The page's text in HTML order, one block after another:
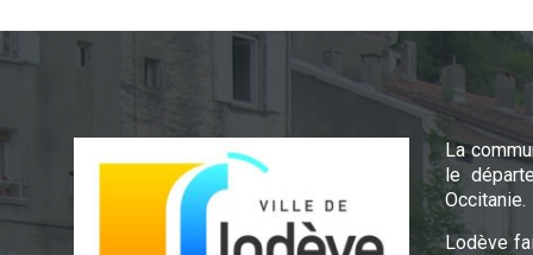
La
le
Occitanie.
Lodève